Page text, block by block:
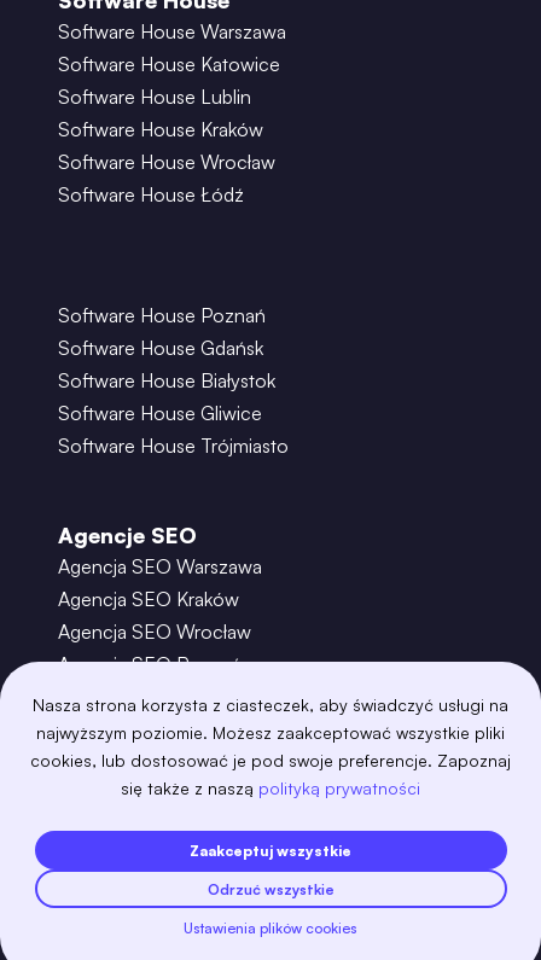
Nasza strona korzysta z ciasteczek, aby świadczyć usługi na
najwyższym poziomie. Możesz zaakceptować wszystkie pliki
cookies, lub dostosować je pod swoje preferencje. Zapoznaj
się także z naszą polityką prywatności
Zaakceptuj wszystkie
Odrzuć wszystkie
Ustawienia plików cookies
Software House Warszawa
Software House Katowice
Software House Lublin
Software House Kraków
Software House Wrocław
Software House Łódź
Software House Poznań
Software House Gdańsk
Software House Białystok
Software House Gliwice
Software House Trójmiasto
Agencje SEO
Agencja SEO Warszawa
Agencja SEO Kraków
Agencja SEO Wrocław
Agencja SEO Poznań
Agencja SEO Gdańsk
Agencja SEO Toruń
aws-amplify
aws-cloudfront
aws-lambda
axios azure